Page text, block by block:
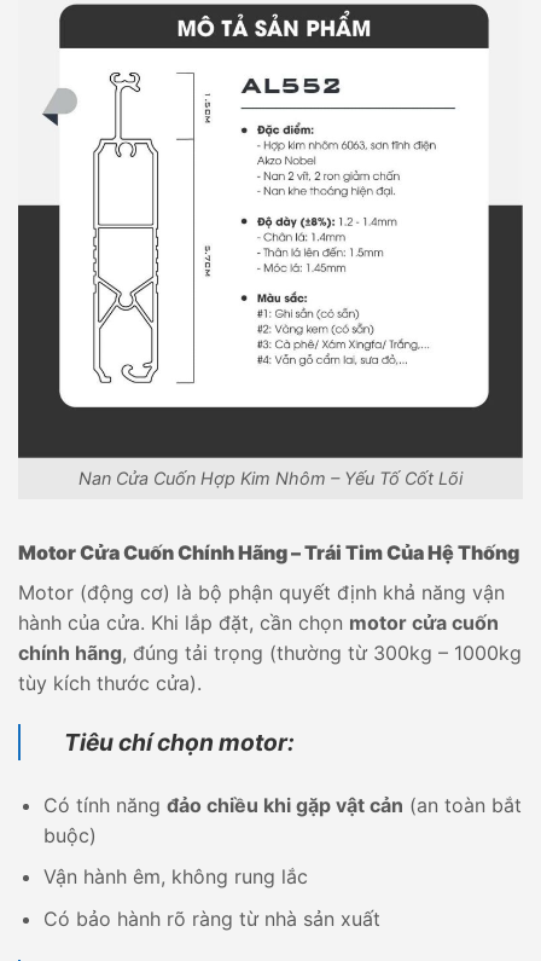
Nan Cửa Cuốn Hợp Kim Nhôm – Yếu Tố Cốt Lõi
Motor Cửa Cuốn Chính Hãng – Trái Tim Của Hệ Thống
Motor (động cơ) là bộ phận quyết định khả năng vận
hành của cửa. Khi lắp đặt, cần chọn motor cửa cuốn
chính hãng, đúng tải trọng (thường từ 300kg – 1000kg
tùy kích thước cửa).
Tiêu chí chọn motor:
Có tính năng đảo chiều khi gặp vật cản (an toàn bắt
buộc)
Vận hành êm, không rung lắc
Có bảo hành rõ ràng từ nhà sản xuất